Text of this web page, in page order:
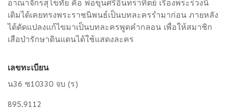
อาณาจักรสุโขทัย คือ พ่อขุนศรีอินทราทิตย์ เรื่องพระร่วงนี้
เดิมได้เคยทรงพระราชนิพนธ์เป็นบทละครรำมาก่อน ภายหลัง
ได้ดัดแปลงแก้ไขมาเป็นบทละครพูดคำกลอน เพื่อให้สมาชิก
เสือป่ารักษาดินแดนได้ใช้แสดงละคร
เลขทะเบียน
น36 ซ10330 จบ (ร)
895.9112